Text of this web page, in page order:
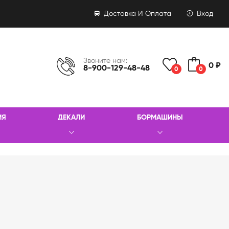
Доставка И Оплата Вход
Звоните нам:
8-900-129-48-48 0 0 0 ₽
ДЕКАЛИ БОРМАШИНЫ